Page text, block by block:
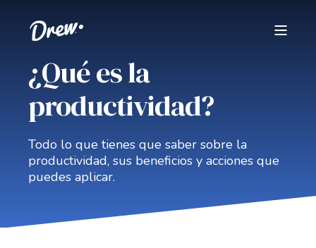
¿Qué es la
productividad?
Todo lo que tienes que saber sobre la
productividad, sus beneficios y acciones que
puedes aplicar.